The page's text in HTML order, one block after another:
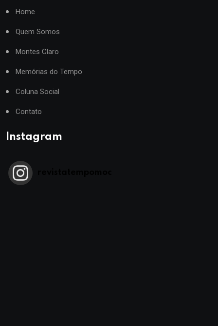
Home
Quem Somos
Montes Claro
Memórias do Tempo
Coluna Social
Contato
Instagram